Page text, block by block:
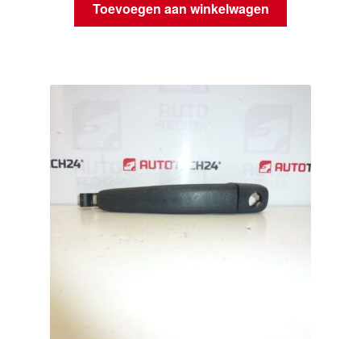
Toevoegen aan winkelwagen